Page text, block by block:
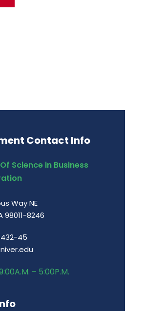
Contact Info
Science in Business
Way NE
98011-8246
45
– 5:00P.M.